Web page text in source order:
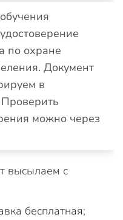
по охране
Документ
в
можно через
высылаем с
бесплатная;